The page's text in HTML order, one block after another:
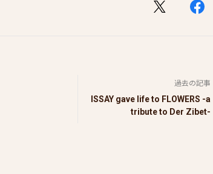
過去の記事
ISSAY gave life to FLOWERS -a
tribute to Der Zibet-